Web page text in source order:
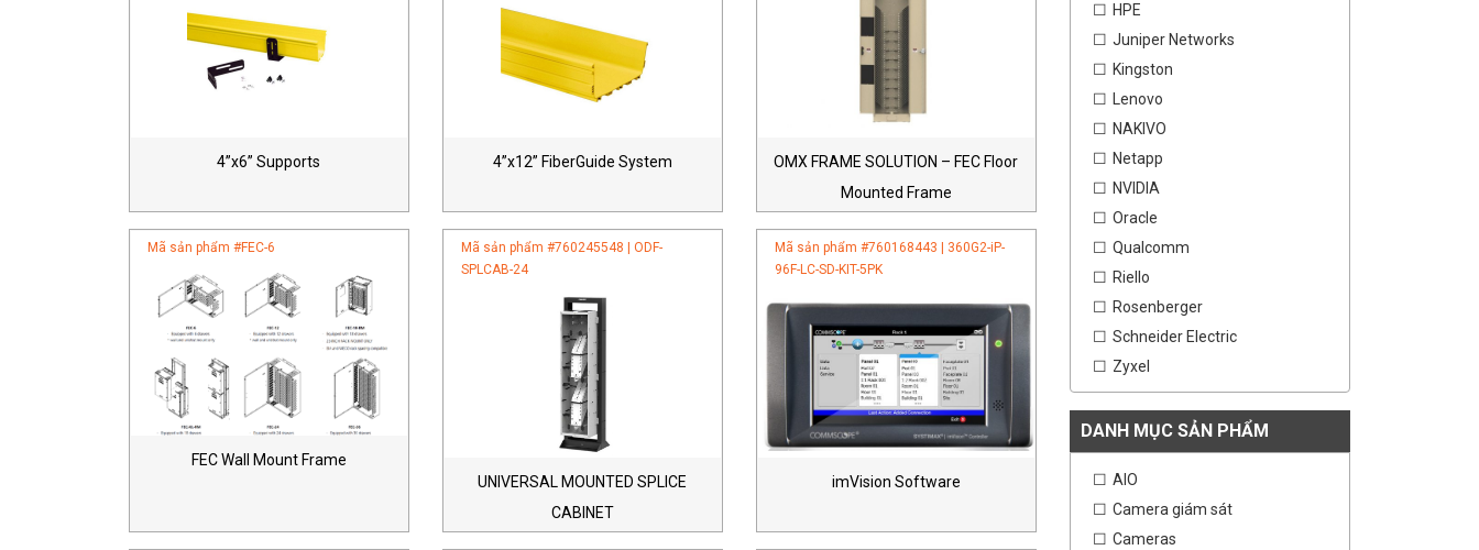
4”x6” Supports 4”x12” FiberGuide System
OMX FRAME SOLUTION – FEC Floor
Mounted Frame
Mã sản phẩm #FEC-6
FEC Wall Mount Frame
Mã sản phẩm #760245548 | ODF-
SPLCAB-24
UNIVERSAL MOUNTED SPLICE
CABINET
Mã sản phẩm #760168443 | 360G2-iP-
96F-LC-SD-KIT-5PK
imVision Software
HPE
Juniper Networks
Kingston
Lenovo
NAKIVO
Netapp
NVIDIA
Oracle
Qualcomm
Riello
Rosenberger
Schneider Electric
Zyxel
DANH MỤC SẢN PHẨM
AIO
Camera giám sát
Cameras